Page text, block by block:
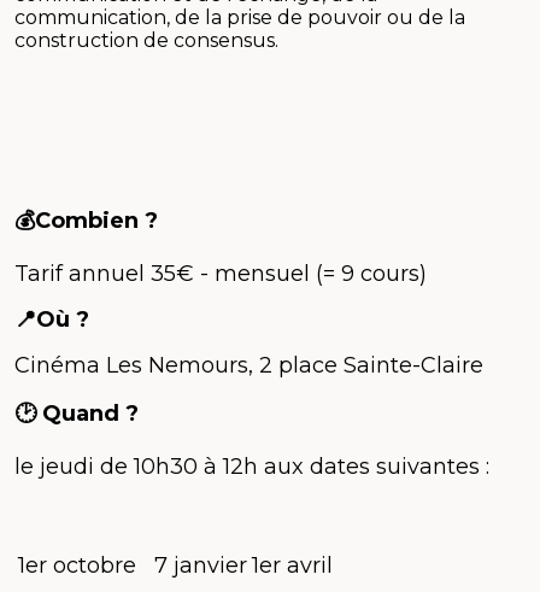
communication, de la prise de pouvoir ou de la
construction de consensus.
💰Combien ?
Tarif annuel 35€ - mensuel (= 9 cours)
📍Où ?
Cinéma Les Nemours, 2 place Sainte-Claire
🕑 Quand ?
le jeudi de 10h30 à 12h aux dates suivantes :
1er octobre 7 janvier1er avril